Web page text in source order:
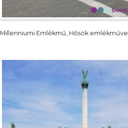
Millenniumi Emlékmű, Hősök emlékműve